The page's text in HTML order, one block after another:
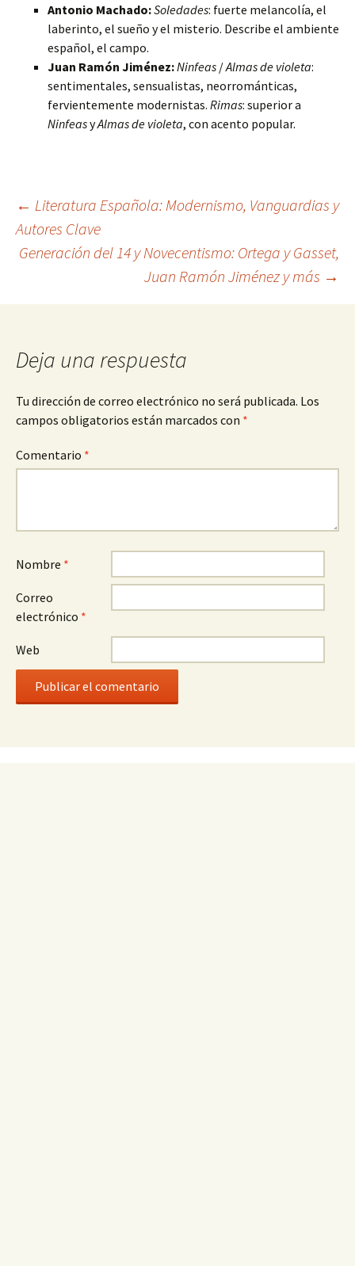
Antonio Machado:Soledades: fuerte melancolía, el
laberinto, el sueño y el misterio. Describe el ambiente
español, el campo.
Juan Ramón Jiménez:Ninfeas /Almas de violeta:
sentimentales, sensualistas, neorrománticas,
fervientemente modernistas. Rimas: superior a
NinfeasyAlmas de violeta, con acento popular.
Navegación
de
entradas
← Literatura Española: Modernismo, Vanguardias y
Autores Clave
Generación del 14 y Novecentismo: Ortega y Gasset,
Juan Ramón Jiménez y más →
Deja una respuesta
Tu dirección de correo electrónico no será publicada. Los
campos obligatorios están marcados con *
Comentario *
Nombre *
Correo
electrónico *
Web